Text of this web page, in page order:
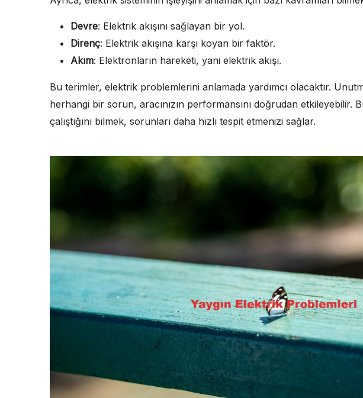
Devre: Elektrik akışını sağlayan bir yol.
Direnç: Elektrik akışına karşı koyan bir faktör.
Akım: Elektronların hareketi, yani elektrik akışı.
Bu terimler, elektrik problemlerini anlamada yardımcı olacaktır.
herhangi bir sorun, aracınızın performansını doğrudan etkileyebilir.
çalıştığını bilmek, sorunları daha hızlı tespit etmenizi sağlar.